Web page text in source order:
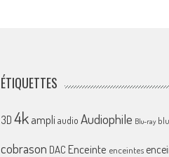
ÉTIQUETTES
3D 4k ampliaudio Audiophile Blu-ray
cobrason DAC Enceinte enceintes